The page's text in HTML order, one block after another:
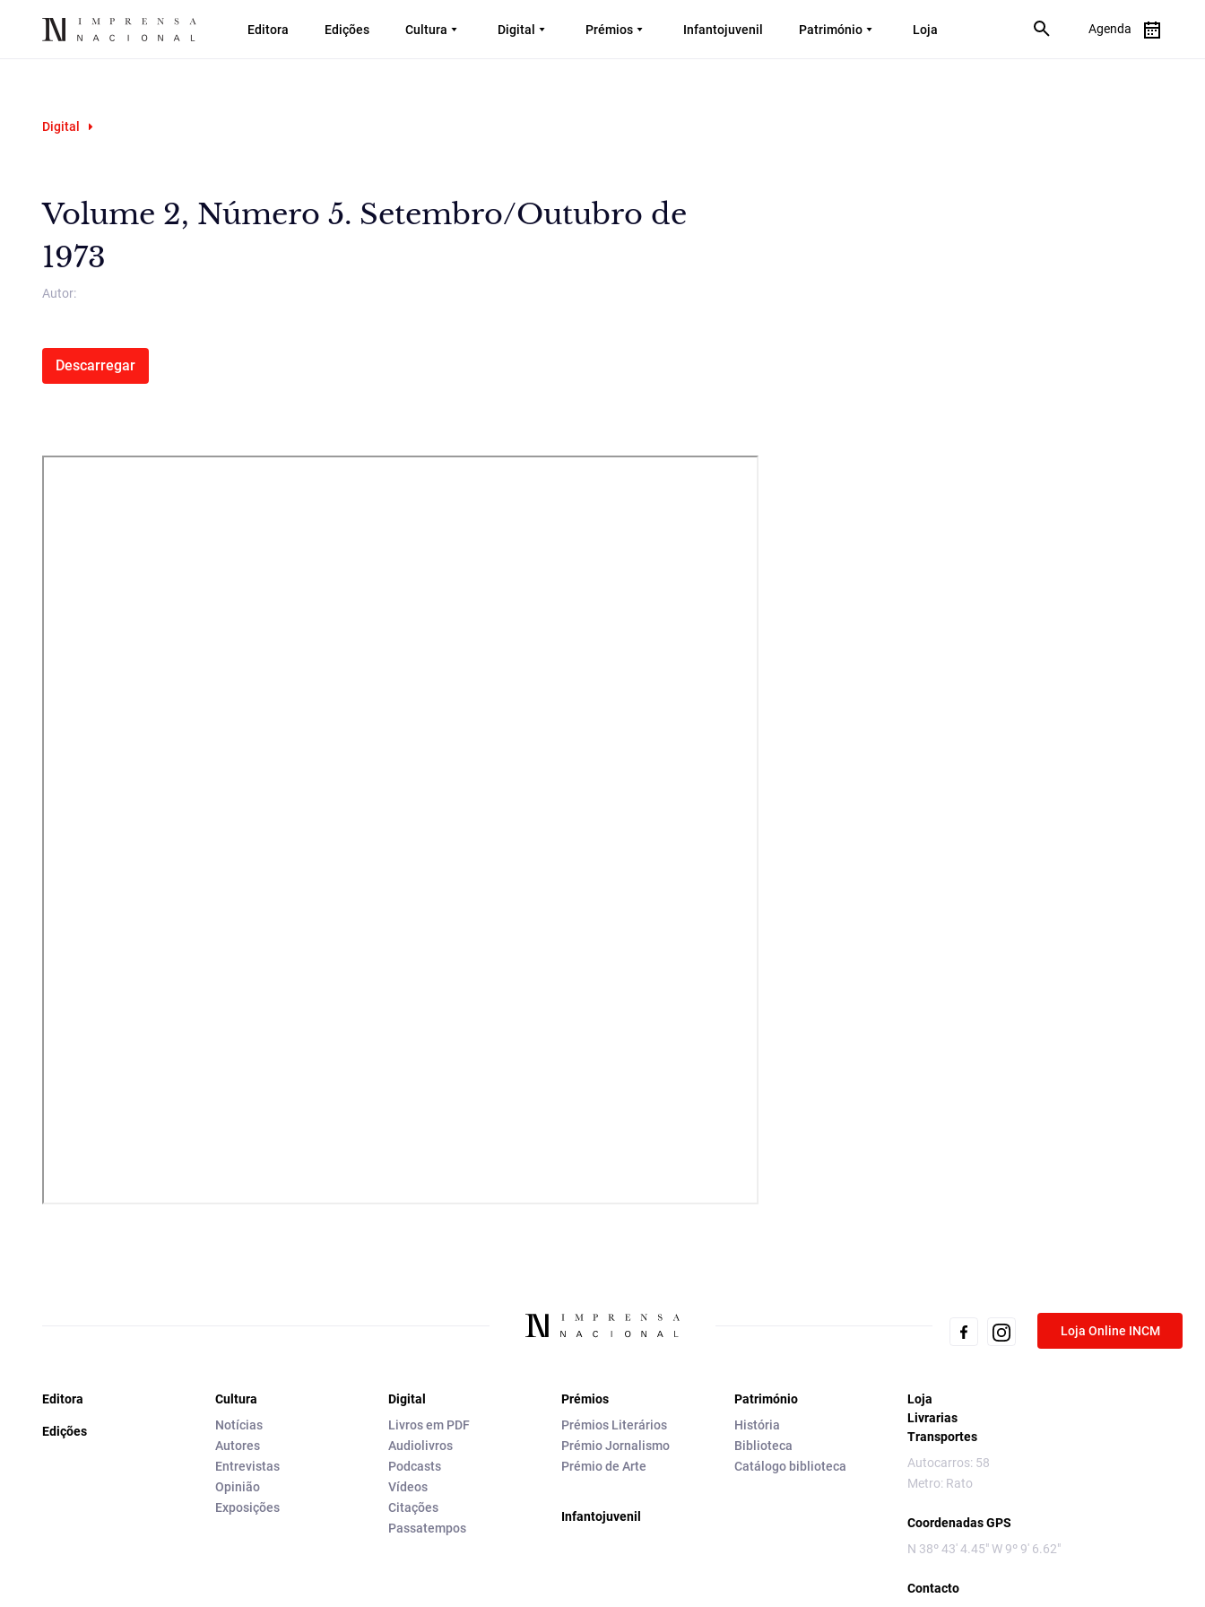
Editora Edições Cultura Digital Prémios Infantojuvenil Património Loja Agenda
Digital
Volume 2, Número 5. Setembro/Outubro de
1973
Autor:
Descarregar
Loja Online INCM
Editora
Edições
Cultura
Notícias
Autores
Entrevistas
Opinião
Exposições
Digital
Livros em PDF
Audiolivros
Podcasts
Vídeos
Citações
Passatempos
Prémios
Prémios Literários
Prémio Jornalismo
Prémio de Arte
Infantojuvenil
Património
História
Biblioteca
Catálogo biblioteca
Loja
Livrarias
Transportes
Autocarros: 58
Metro: Rato
Coordenadas GPS
N 38º 43' 4.45" W 9º 9' 6.62"
Contacto